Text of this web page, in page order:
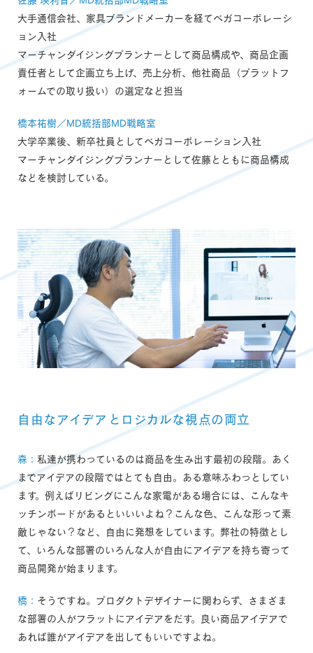
大手通信会社、家具ブランドメーカーを経てベガコーポレーシ
ョン入社
マーチャンダイジングプランナーとして商品構成や、商品企画
責任者として企画立ち上げ、売上分析、他社商品（プラットフ
ォームでの取り扱い）の選定など担当
橋本祐樹／MD統括部MD戦略室
大学卒業後、新卒社員としてベガコーポレーション入社
マーチャンダイジングプランナーとして佐藤とともに商品構成
などを検討している。
自由なアイデアとロジカルな視点の両立
森： 私達が携わっているのは商品を生み出す最初の段階。あく
までアイデアの段階ではとても自由。ある意味ふわっとしてい
ます。例えばリビングにこんな家電がある場合には、こんなキ
ッチンボードがあるといいいよね？こんな色、こんな形って素
敵じゃない？など、自由に発想をしています。弊社の特徴とし
て、いろんな部署のいろんな人が自由にアイデアを持ち寄って
商品開発が始まります。
橋： そうですね。プロダクトデザイナーに関わらず、さまざま
な部署の人がフラットにアイデアをだす。良い商品アイデアで
あれば誰がアイデアを出してもいいですよね。